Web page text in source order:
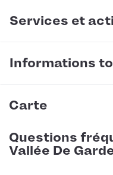
Services et
Informations
Carte
Questions
Vallée De